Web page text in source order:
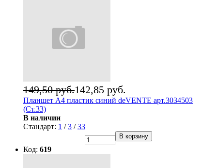
142,85 руб.
149,50 руб.
Планшет А4 пластик синий deVENTE арт.3034503
(Ст.33)
В наличии
Стандарт: 1 /3 /33
В корзину
Код: 619